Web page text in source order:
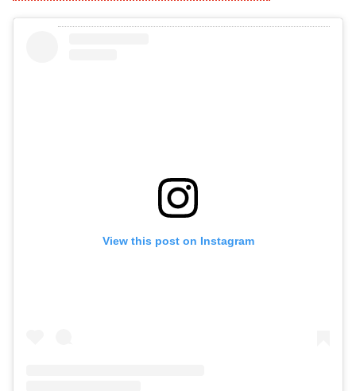
View this post on Instagram